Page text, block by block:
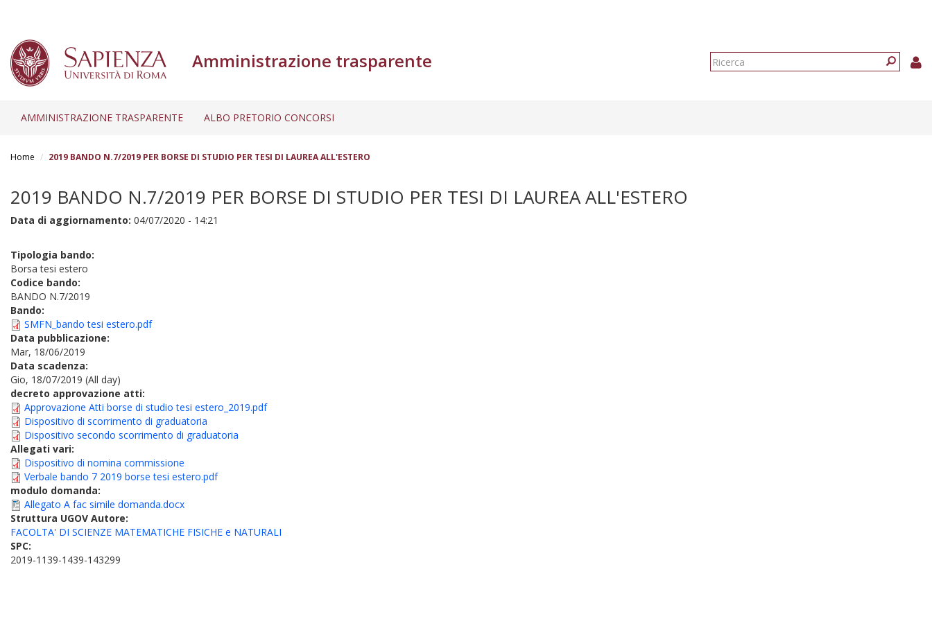
Amministrazione trasparente
Form
AMMINISTRAZIONE TRASPARENTE ALBO PRETORIO CONCORSI
Home 2019 BANDO N.7/2019 PER BORSE DI STUDIO PER TESI DI LAUREA ALL'ESTERO
2019 BANDO N.7/2019 PER BORSE DI STUDIO PER TESI DI LAUREA ALL'ESTERO
Data di aggiornamento: 04/07/2020 - 14:21
Tipologia bando:
Borsa tesi estero
Codice bando:
BANDO N.7/2019
Bando:
SMFN_bando tesi estero.pdf
Data pubblicazione:
Mar, 18/06/2019
Data scadenza:
Gio, 18/07/2019 (All day)
decreto approvazione atti:
Approvazione Atti borse di studio tesi estero_2019.pdf
Dispositivo di scorrimento di graduatoria
Dispositivo secondo scorrimento di graduatoria
Allegati vari:
Dispositivo di nomina commissione
Verbale bando 7 2019 borse tesi estero.pdf
modulo domanda:
Allegato A fac simile domanda.docx
Struttura UGOV Autore:
FACOLTA' DI SCIENZE MATEMATICHE FISICHE e NATURALI
SPC:
2019-1139-1439-143299